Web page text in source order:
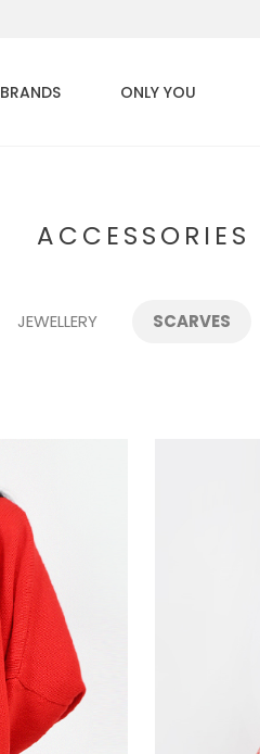
BRANDS ONLY YOU
ACCESSORIES
JEWELLERY SCARVES